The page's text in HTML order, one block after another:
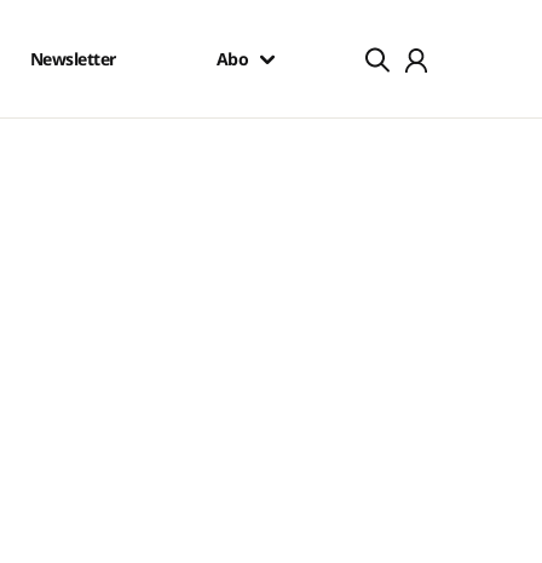
Newsletter Abo